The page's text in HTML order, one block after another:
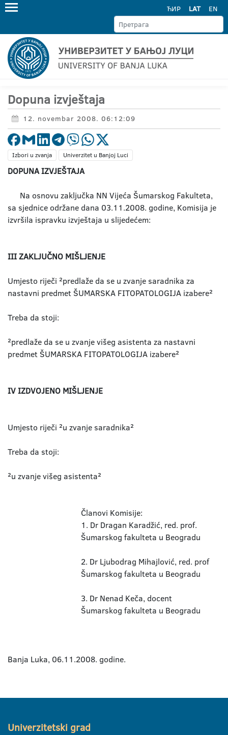
ЋИР LAT EN
Dopuna izvještaja
12. novembar 2008. 06:12:09
Izbori u zvanja Univerzitet u Banjoj Luci
DOPUNA IZVJEŠTAJA
Na osnovu zaključka NN Vijeća Šumarskog Fakulteta,
sa sjednice održane dana 03.11.2008. godine, Komisija je
izvršila ispravku izvještaja u slijedećem:
III ZAKLJUČNO MIŠLJENJE
Umjesto riječi ²predlaže da se u zvanje saradnika za
nastavni predmet ŠUMARSKA FITOPATOLOGIJA izabere²
Treba da stoji:
²predlaže da se u zvanje višeg asistenta za nastavni
predmet ŠUMARSKA FITOPATOLOGIJA izabere²
IV IZDVOJENO MIŠLJENJE
Umjesto riječi ²u zvanje saradnika²
Treba da stoji:
²u zvanje višeg asistenta²
Članovi Komisije:
1. Dr Dragan Karadžić, red. prof.
Šumarskog fakulteta u Beogradu
2. Dr Ljubodrag Mihajlović, red. prof
Šumarskog fakulteta u Beogradu
3. Dr Nenad Keča, docent
Šumarskog fakulteta u Beogradu
Banja Luka, 06.11.2008. godine.
Univerzitetski grad